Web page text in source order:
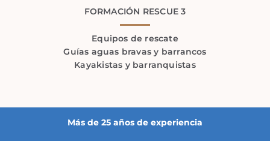
FORMACIÓN RESCUE 3
Equipos de rescate
Guías aguas bravas y barrancos
Kayakistas y barranquistas
Más de 25 años de experiencia